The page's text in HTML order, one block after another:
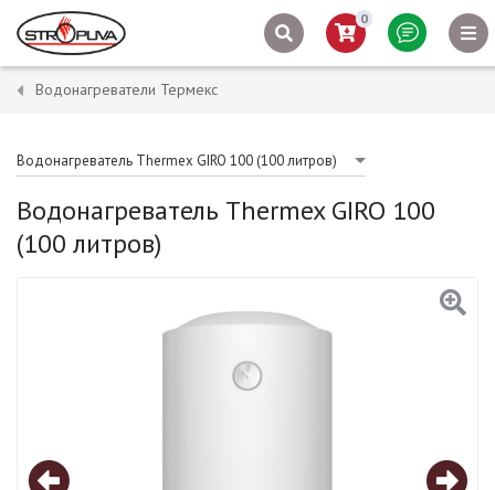
0
Водонагреватели Термекс
Водонагреватель Thermex GIRO 100 (100 литров)
Водонагреватель Thermex GIRO 100
(100 литров)